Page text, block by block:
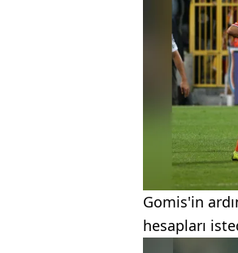
Gomis'in
hesapları